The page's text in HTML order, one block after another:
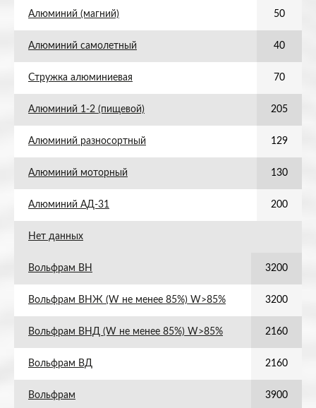
Алюминий (магний) 50
Алюминий самолетный 40
Стружка алюминиевая 70
Алюминий 1-2 (пищевой) 205
Алюминий разносортный 129
Алюминий моторный 130
Алюминий АД-31 200
Нет данных
Вольфрам ВН 3200
Вольфрам ВНЖ (W не менее 85%) W>85% 3200
Вольфрам ВНД (W не менее 85%) W>85% 2160
Вольфрам ВД 2160
Вольфрам 3900